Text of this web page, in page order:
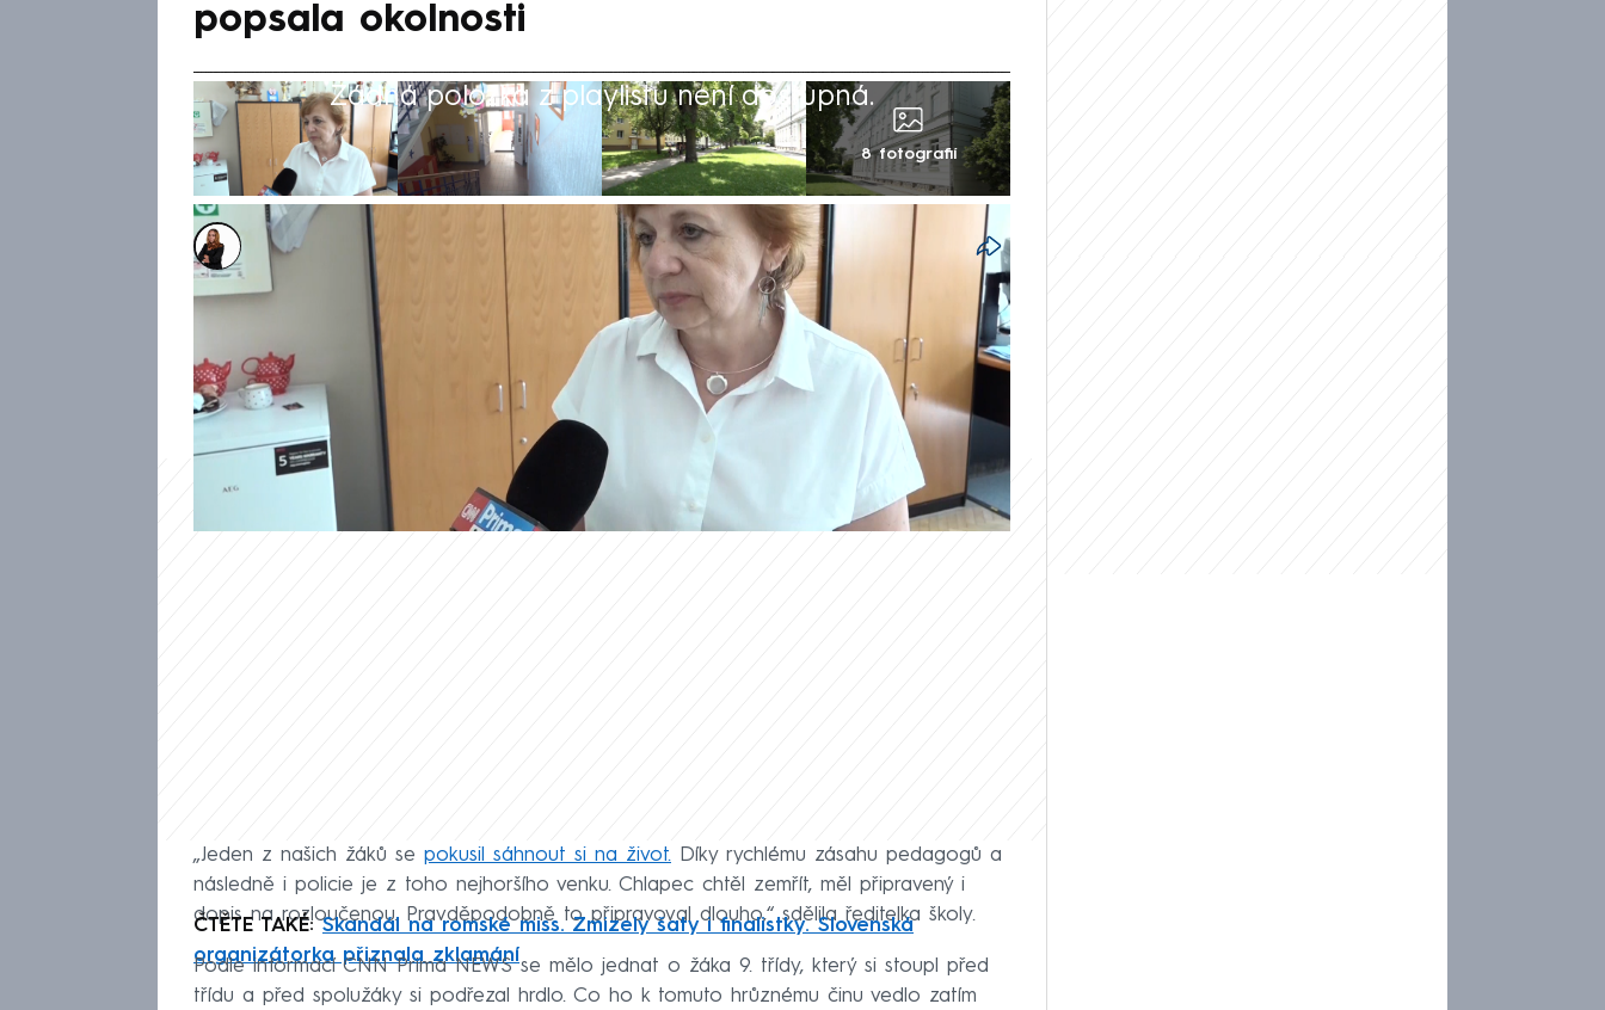
popsala okolnosti
Žádná položka z playlistu není dostupná.
8 fotografií
Michaela Bartošová
2. čvn 2026, 20:09
Žák, který se v pondělí na ZŠ Komenského ve Slavkově u Brna pokusil
před spolužáky o sebevraždu, měl svůj čin pravděpodobně plánovat
delší dobu. Podle ředitelky školy Věry Babicové dokonce připravil i
dopis na rozloučenou. Uvedla to pro CNN Prima NEWS.
„Jeden z našich žáků se pokusil sáhnout si na život. Díky rychlému zásahu pedagogů a
následně i policie je z toho nejhoršího venku. Chlapec chtěl zemřít, měl připravený i
dopis na rozloučenou. Pravděpodobně to připravoval dlouho,“ sdělila ředitelka školy.
ČTĚTE TAKÉ:Skandál na romské miss. Zmizely šaty i finalistky. Slovenská
organizátorka přiznala zklamání
Podle informací CNN Prima NEWS se mělo jednat o žáka 9. třídy, který si stoupl před
třídu a před spolužáky si podřezal hrdlo. Co ho k tomuto hrůznému činu vedlo zatím